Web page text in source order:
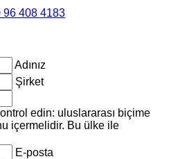
96 408 4183
Adınız
Şirket
edin: uluslararası biçime
içermelidir. Bu ülke ile
E-posta